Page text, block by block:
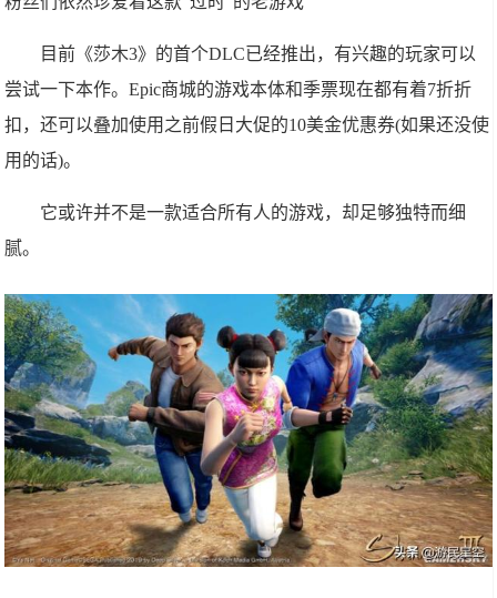
目前《莎木3》的首个DLC已经推出，有兴趣的玩家可以
尝试一下本作。Epic商城的游戏本体和季票现在都有着7折折
扣，还可以叠加使用之前假日大促的10美金优惠券(如果还没使
用的话)。
它或许并不是一款适合所有人的游戏，却足够独特而细
腻。